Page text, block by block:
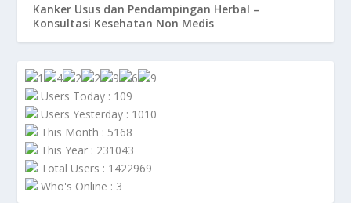
Kanker Usus dan Pendampingan Herbal –
Konsultasi Kesehatan Non Medis
Users Today : 109
Users Yesterday : 1010
This Month : 5168
This Year : 231043
Total Users : 1422969
Who's Online : 3